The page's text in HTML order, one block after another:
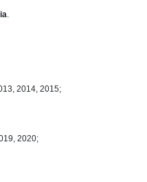
2014, 2015;
2020;